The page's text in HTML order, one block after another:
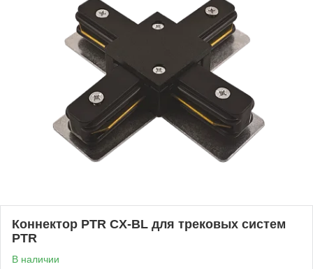
Коннектор PTR CX-BL для трековых систем
PTR
В наличии